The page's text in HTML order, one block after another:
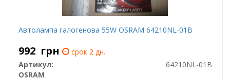
Автолампа галогенова 55W OSRAM 64210NL-01B
992 грн
срок 2 дн.
Артикул:
64210NL-01B
OSRAM